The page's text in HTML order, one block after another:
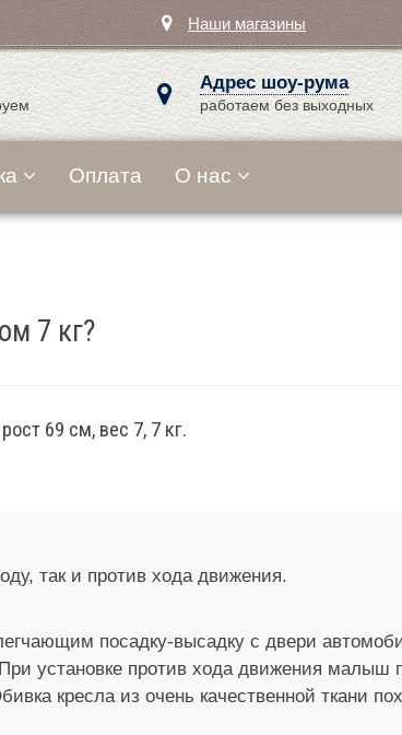
Наши магазины
Адрес шоу-рума
работаем без выходных
Оплата О нас
7 кг?
69 см, вес 7, 7 кг.
так и против хода движения.
посадку-высадку с двери
установке против хода движения малыш
кресла из очень качественной ткани